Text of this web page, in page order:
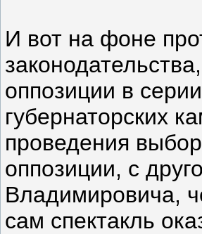
И вот на фоне
оппозиции в
губернаторских
проведения
оппозиции, с
Владимировича,
сам спектакль